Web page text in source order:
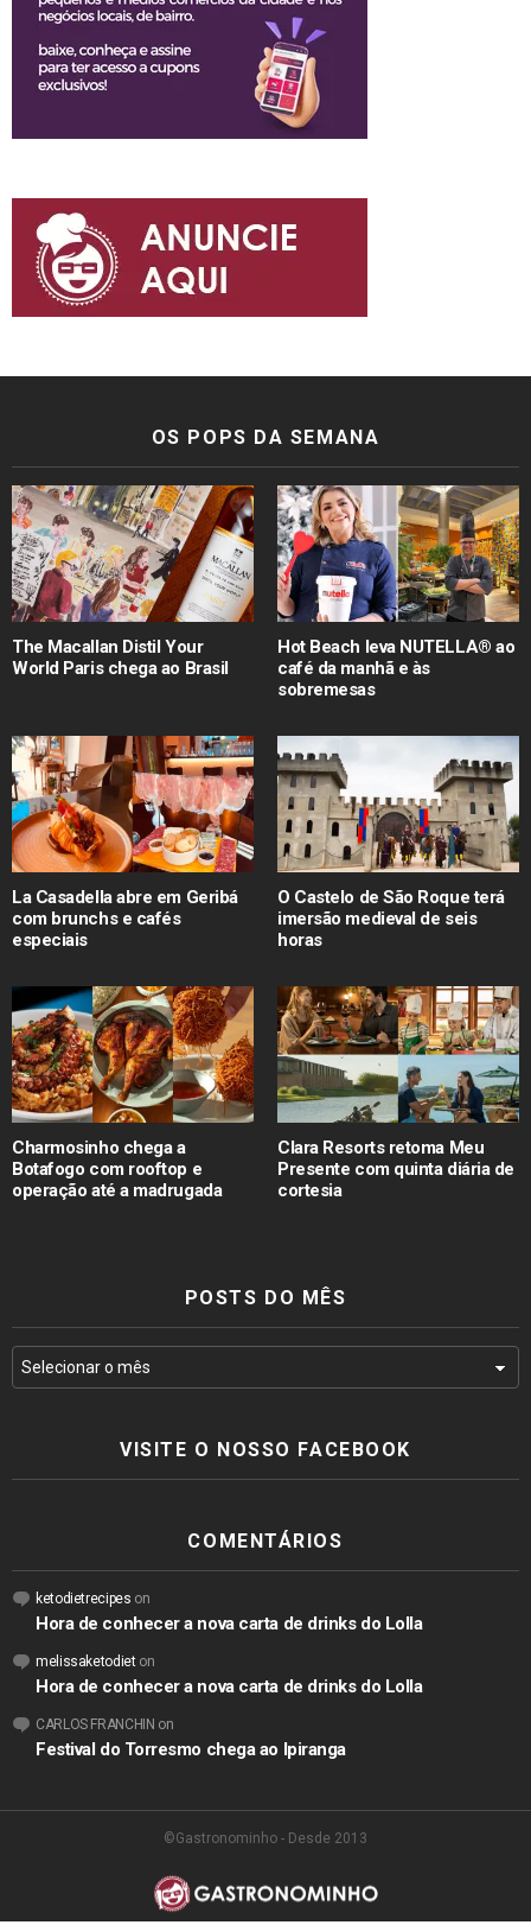
OS POPS DA SEMANA
The Macallan Distil Your
World Paris chega ao Brasil
Hot Beach leva NUTELLA® ao
café da manhã e às
sobremesas
La Casadella abre em Geribá
com brunchs e cafés
especiais
O Castelo de São Roque terá
imersão medieval de seis
horas
Charmosinho chega a
Botafogo com rooftop e
operação até a madrugada
Clara Resorts retoma Meu
Presente com quinta diária de
cortesia
POSTS DO MÊS
VISITE O NOSSO FACEBOOK
COMENTÁRIOS
ketodietrecipes on
Hora de conhecer a nova carta de drinks do Lolla
melissaketodieton
Hora de conhecer a nova carta de drinks do Lolla
CARLOS FRANCHIN on
Festival do Torresmo chega ao Ipiranga
©Gastronominho - Desde 2013